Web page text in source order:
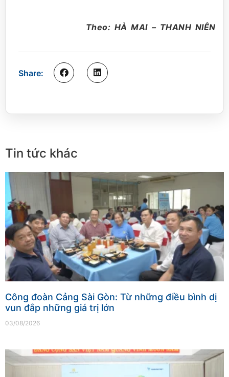
Theo: HÀ MAI – THANH NIÊN
Share:
Tin tức khác
Công đoàn Cảng Sài Gòn: Từ những điều bình dị
vun đắp những giá trị lớn
03/08/2026